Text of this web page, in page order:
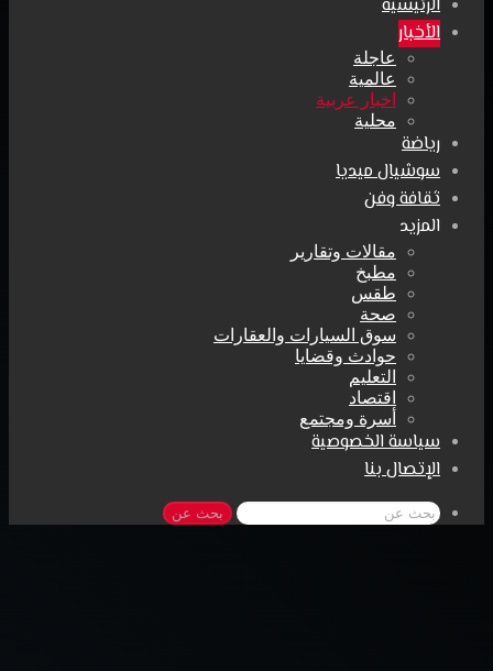
الرئيسية
الأخبار
عاجلة
عالمية
اخبار عربية
محلية
رياضة
سوشيال ميديا
ثقافة وفن
المزيد
مقالات وتقارير
مطبخ
طقس
صحة
سوق السيارات والعقارات
حوادث وقضايا
التعليم
اقتصاد
أسرة ومجتمع
سياسة الخصوصية
الإتصال بنا
بحث عن